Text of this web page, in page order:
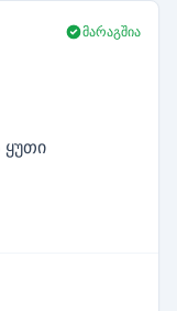
მარაგშია